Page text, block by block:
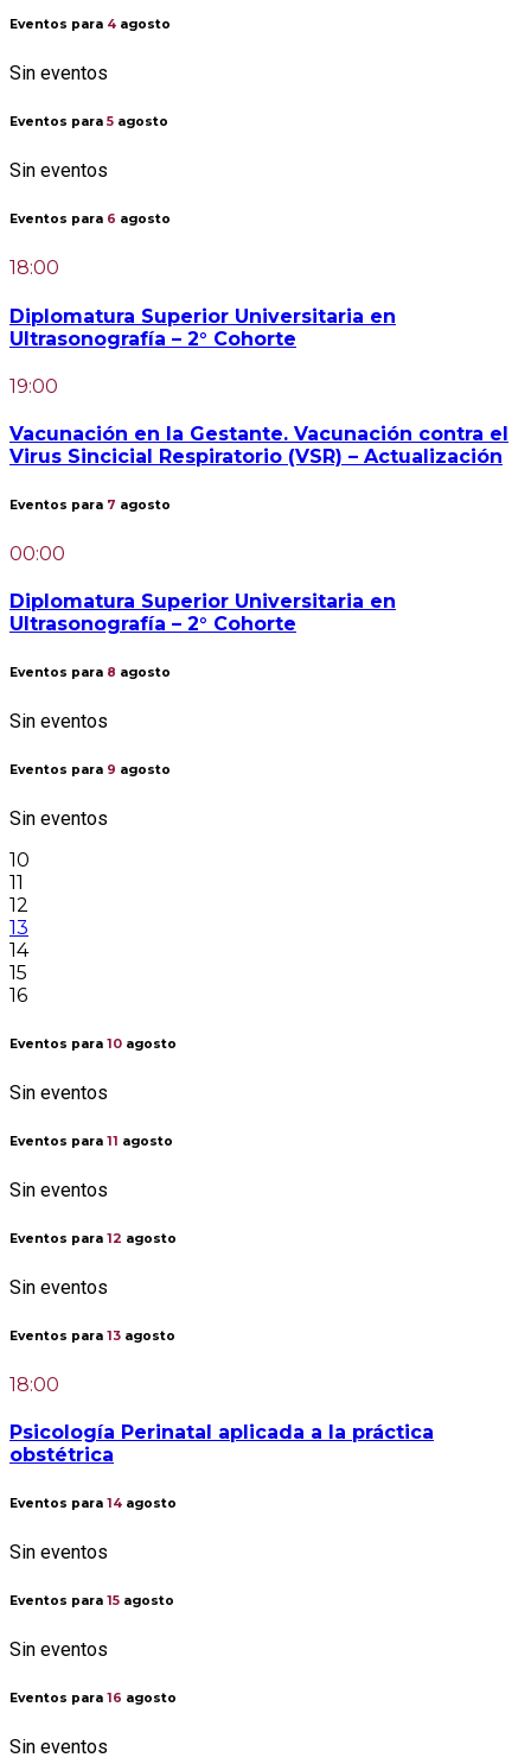
Eventos para 4 agosto
Sin eventos
Eventos para 5 agosto
Sin eventos
Eventos para 6 agosto
18:00
Diplomatura Superior Universitaria en
Ultrasonografía – 2° Cohorte
19:00
Vacunación en la Gestante. Vacunación contra el
Virus Sincicial Respiratorio (VSR) – Actualización
Eventos para 7 agosto
00:00
Diplomatura Superior Universitaria en
Ultrasonografía – 2° Cohorte
Eventos para 8 agosto
Sin eventos
Eventos para 9 agosto
Sin eventos
10
11
12
13
14
15
16
Eventos para 10 agosto
Sin eventos
Eventos para 11 agosto
Sin eventos
Eventos para 12 agosto
Sin eventos
Eventos para 13 agosto
18:00
Psicología Perinatal aplicada a la práctica
obstétrica
Eventos para 14 agosto
Sin eventos
Eventos para 15 agosto
Sin eventos
Eventos para 16 agosto
Sin eventos